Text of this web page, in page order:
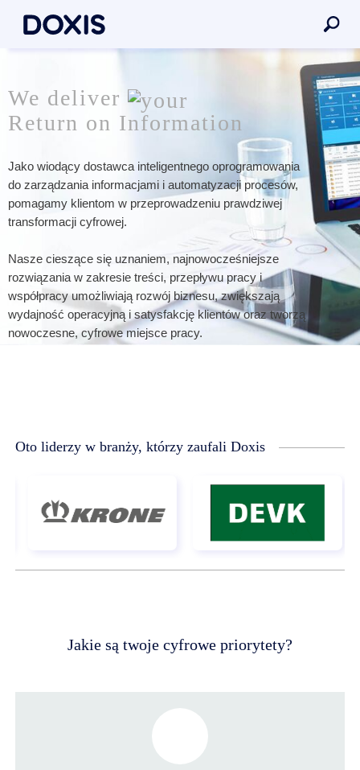
We deliver
Return on Information
Jako wiodący dostawca inteligentnego oprogramowania
do zarządzania informacjami i automatyzacji procesów,
pomagamy klientom w przeprowadzeniu prawdziwej
transformacji cyfrowej.
Nasze cieszące się uznaniem, najnowocześniejsze
rozwiązania w zakresie treści, przepływu pracy i
współpracy umożliwiają rozwój biznesu, zwiększają
wydajność operacyjną i satysfakcję klientów oraz tworzą
nowoczesne, cyfrowe miejsce pracy.
Oto liderzy w branży, którzy zaufali Doxis
Jakie są twoje cyfrowe priorytety?